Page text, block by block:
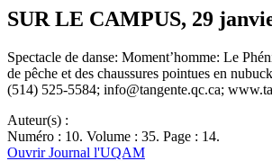
SUR LE CAMPUS, 29
Spectacle de danse: Moment’homme: Le
de pêche et des chaussures pointues en
(514) 525-5584; info@tangente.qc.ca;
Auteur(s) :
Numéro : 10. Volume : 35. Page : 14.
Ouvrir Journal l'UQAM